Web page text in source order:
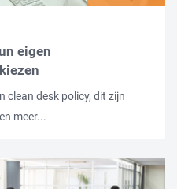
eigen
clean desk policy, dit zijn
meer...